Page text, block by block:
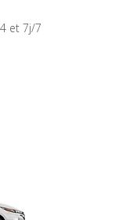
et 7j/7